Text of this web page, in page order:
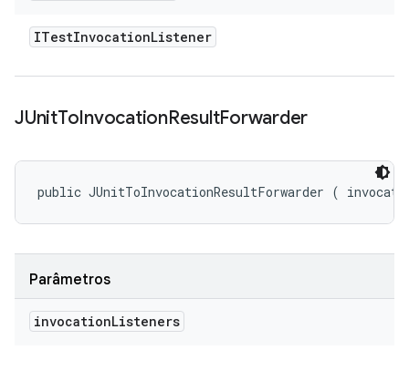
ITestInvocationListener
JUnitToInvocationResultForwarder
public JUnitToInvocationResultForwarder (
Parâmetros
invocationListeners